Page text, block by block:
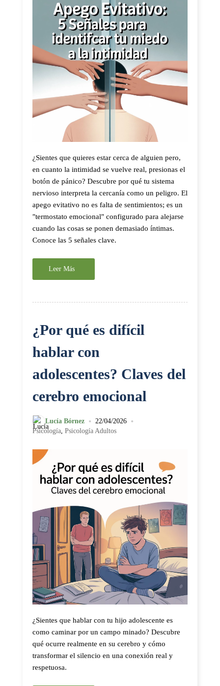
¿Sientes que quieres estar cerca de alguien pero,
en cuanto la intimidad se vuelve real, presionas el
botón de pánico? Descubre por qué tu sistema
nervioso interpreta la cercanía como un peligro. El
apego evitativo no es falta de sentimientos; es un
"termostato emocional" configurado para alejarse
cuando las cosas se ponen demasiado íntimas.
Conoce las 5 señales clave.
Leer Más
¿Por qué es difícil
hablar con
adolescentes? Claves del
cerebro emocional
Lucía Bórnez • 22/04/2026 •
Psicología, Psicología Adultos
¿Sientes que hablar con tu hijo adolescente es
como caminar por un campo minado? Descubre
qué ocurre realmente en su cerebro y cómo
transformar el silencio en una conexión real y
respetuosa.